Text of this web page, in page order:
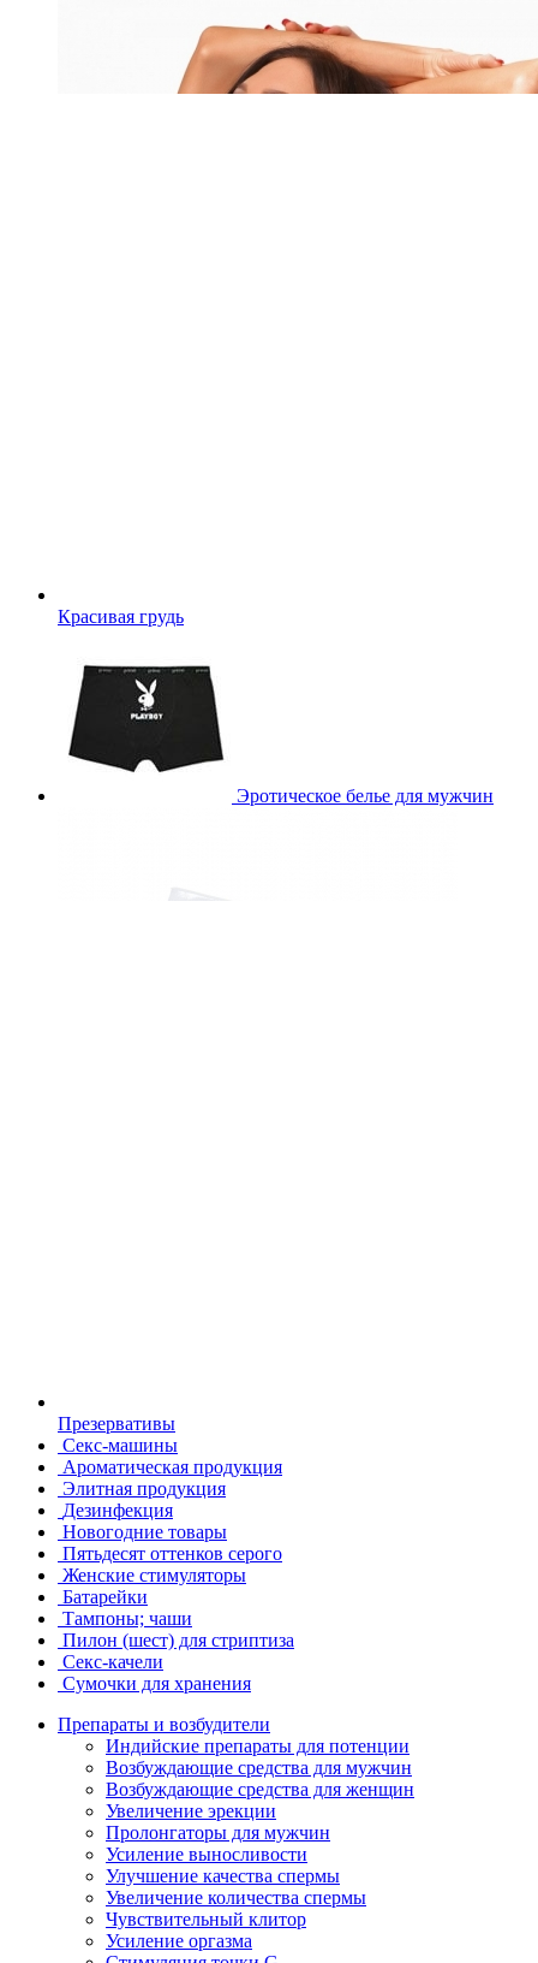
Красивая грудь
Эротическое белье для мужчин
Презервативы
Секс-машины
Ароматическая продукция
Элитная продукция
Дезинфекция
Новогодние товары
Пятьдесят оттенков серого
Женские стимуляторы
Батарейки
Тампоны; чаши
Пилон (шест) для стриптиза
Секс-качели
Сумочки для хранения
Препараты и возбудители
Индийские препараты для потенции
Возбуждающие средства для мужчин
Возбуждающие средства для женщин
Увеличение эрекции
Пролонгаторы для мужчин
Усиление выносливости
Улучшение качества спермы
Увеличение количества спермы
Чувствительный клитор
Усиление оргазма